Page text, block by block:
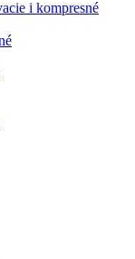
i kompresné